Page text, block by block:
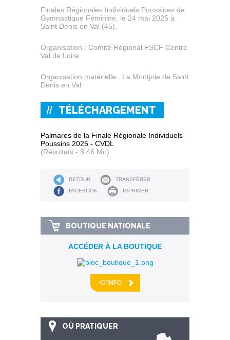
Finales Régionales Individuels Poussines de
Gymnastique Féminine, le 24 mai 2025 à
Saint Denis en Val (45).
Organisation : Comité Régional FSCF Centre
Val de Loire
Organisation matérielle : La Montjoie de Saint
Denis en Val
TÉLÉCHARGEMENT
Palmares de la Finale Régionale Individuels
Poussins 2025 - CVDL
(Résultats - 3.46 Mo)
RETOUR
TRANSFÉRER
FACEBOOK
IMPRIMER
BOUTIQUE NATIONALE
ACCÉDER À LA BOUTIQUE
+D'INFO
OÙ PRATIQUER